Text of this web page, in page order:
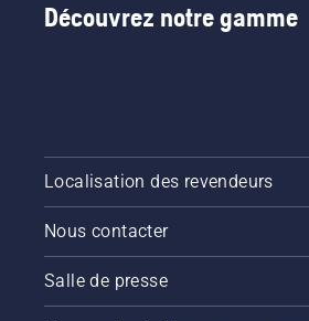
Découvrez notre gamme
Localisation des revendeurs
Nous contacter
Salle de presse